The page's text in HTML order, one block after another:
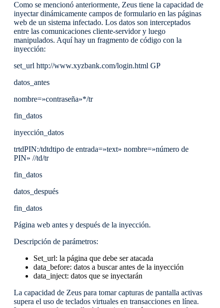
Como se mencionó anteriormente, Zeus tiene la capacidad de
inyectar dinámicamente campos de formulario en las páginas
web de un sistema infectado. Los datos son interceptados
entre las comunicaciones cliente-servidor y luego
manipulados. Aquí hay un fragmento de código con la
inyección:
set_url http://www.xyzbank.com/login.html GP
datos_antes
nombre=»contraseña»*/tr
fin_datos
inyección_datos
trtdPIN:/tdtdtipo de entrada=»text» nombre=»número de
PIN» //td/tr
fin_datos
datos_después
fin_datos
Página web antes y después de la inyección.
Descripción de parámetros:
Set_url: la página que debe ser atacada
data_before: datos a buscar antes de la inyección
data_inject: datos que se inyectarán
La capacidad de Zeus para tomar capturas de pantalla activas
supera el uso de teclados virtuales en transacciones en línea.